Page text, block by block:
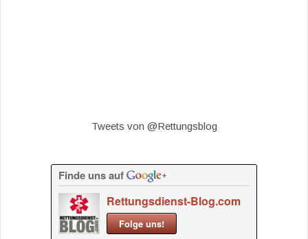
Tweets von @Rettungsblog